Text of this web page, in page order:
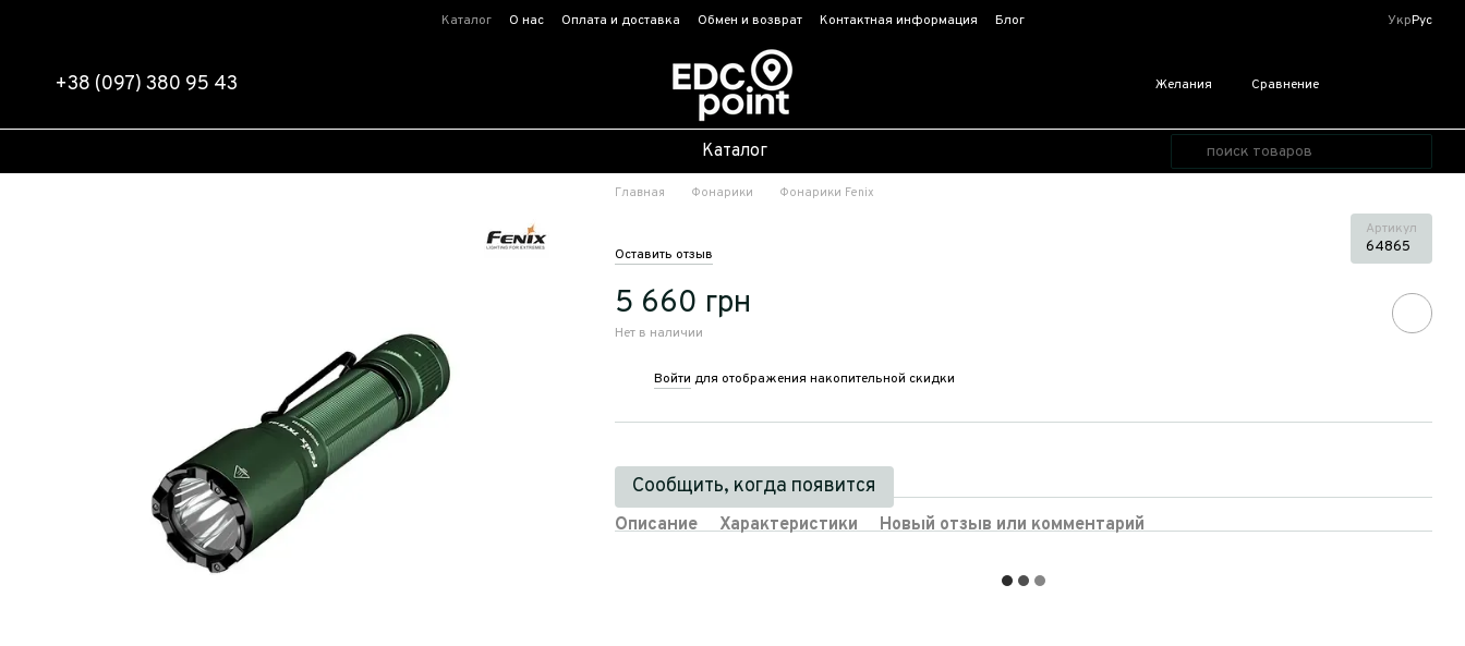
Каталог О нас Оплата и доставка Обмен и возврат Контактная информация Блог УкрРус
+38 (097) 380 95 43 Желания Сравнение
Каталог
Главная Фонарики Фонарики Fenix
Артикул
64865
Оставить отзыв
5 660 грн
Нет в наличии
Войти для отображения накопительной скидки
Сообщить, когда появится
Описание Характеристики Новый отзыв или комментарий